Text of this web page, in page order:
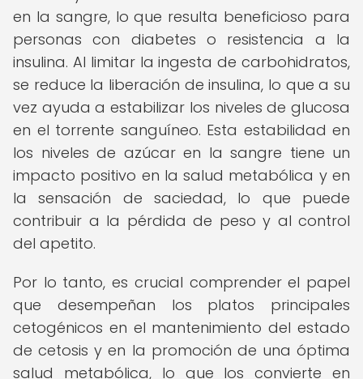
en la sangre, lo que resulta beneficioso para
personas con diabetes o resistencia a la
insulina. Al limitar la ingesta de carbohidratos,
se reduce la liberación de insulina, lo que a su
vez ayuda a estabilizar los niveles de glucosa
en el torrente sanguíneo. Esta estabilidad en
los niveles de azúcar en la sangre tiene un
impacto positivo en la salud metabólica y en
la sensación de saciedad, lo que puede
contribuir a la pérdida de peso y al control
del apetito.
Por lo tanto, es crucial comprender el papel
que desempeñan los platos principales
cetogénicos en el mantenimiento del estado
de cetosis y en la promoción de una óptima
salud metabólica, lo que los convierte en